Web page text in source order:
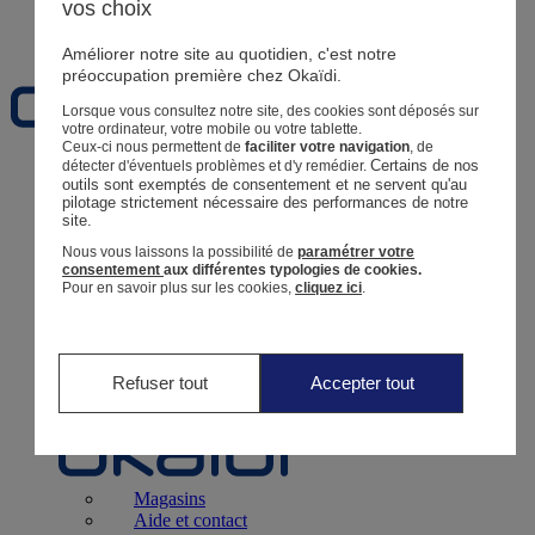
Naissance0 - 12 mois
Magasins
Retour
Bébé Fille3 mois - 5 ans
Magasins
Aide et contact
vos choix
Améliorer notre site au quotidien, c'est notre
préoccupation première chez Okaïdi.
Lorsque vous consultez notre site, des cookies sont déposés sur
votre ordinateur, votre mobile ou votre tablette.
Ceux-ci nous permettent defaciliter votre navigation , de
détecter d'éventuels problèmes et d'y remédier.Certains de nos
outils sont exemptés de consentement et ne servent qu'au
pilotage strictement nécessaire des performances de notre
site.
Nous vous laissons la possibilité deparamétrer votre
consentementaux différentes typologies de cookies.
Pour en savoir plus sur les cookies,cliquez ici
Refuser tout Accepter tout